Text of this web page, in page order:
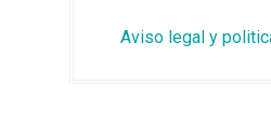
Aviso legal y